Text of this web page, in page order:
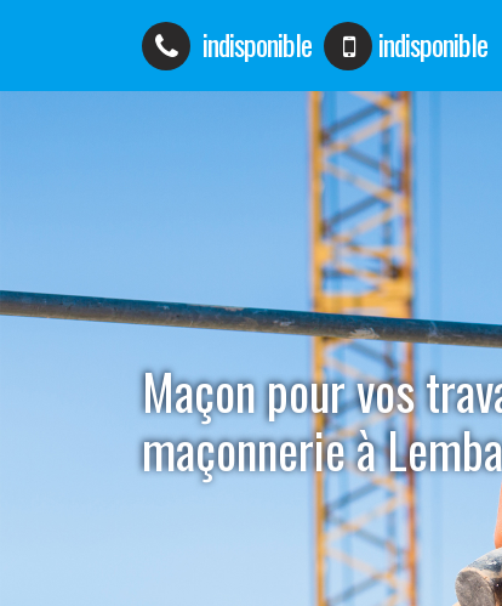
indisponible indisponible
Maçon pour vos
maçonnerie à